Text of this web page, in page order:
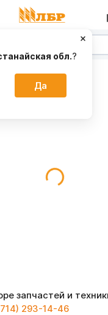
запчастей и
293-14-46
обл.?
Да